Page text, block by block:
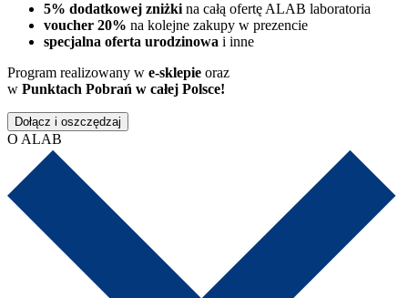
5% dodatkowej zniżki na całą ofertę ALAB laboratoria
voucher 20% na kolejne zakupy w prezencie
specjalna oferta urodzinowa i inne
Program realizowany w e-sklepie oraz
w Punktach Pobrań w całej Polsce!
Dołącz i oszczędzaj
O ALAB